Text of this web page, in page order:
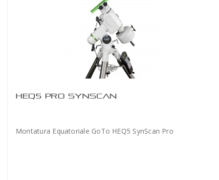
HEQ5 PRO SYNSCAN
Montatura Equatoriale GoTo HEQ5 SynScan Pro